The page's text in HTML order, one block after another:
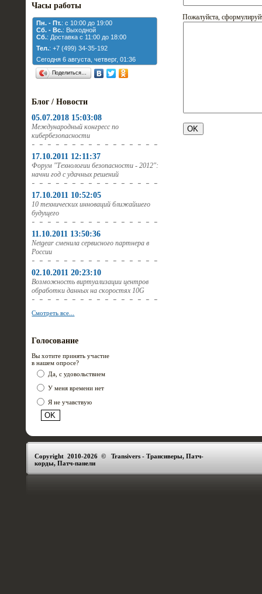
Часы работы
Пн. - Пт.: с 10:00 до 19:00
Cб. - Вс.: Выходной
Cб.: Доставка с 11:00 до 18:00
Тел.: +7 (499) 34-35-192
Сегодня 6 августа, четверг, 01:36
Поделиться…
Блог / Новости
05.07.2018 15:03:08
Международный конгресс по
кибербезопасности
17.10.2011 12:11:37
Форум "Технологии безопасности - 2012":
начни год с удачных решений
17.10.2011 10:52:05
10 технических инноваций ближайшего
будущего
11.10.2011 13:50:36
Netgear сменила сервисного партнера в
России
02.10.2011 20:23:10
Возможность виртуализации центров
обработки данных на скоростях 10G
Смотреть все...
Голосование
Вы хотите принять участие
в нашем опросе?
Да, с удовольствием
У меня времени нет
Я не учавствую
Пожалуйста,
Copyright 2010-2026 © Transivers - Трансиверы, Патч-
корды, Патч-панели